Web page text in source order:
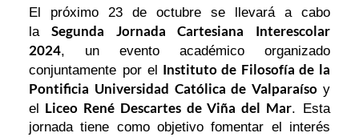
El próximo 23 de octubre se llevará a cabo
la
Segunda Jornada Cartesiana Interescolar
2024, un evento académico organizado
conjuntamente por el Instituto de Filosofía de la
Pontificia Universidad Católica de Valparaíso y
el
Liceo René Descartes de Viña del Mar. Esta
jornada tiene como objetivo fomentar el interés